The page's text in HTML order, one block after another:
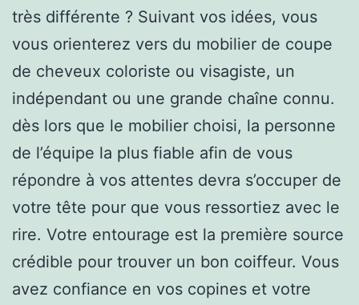
très différente ? Suivant vos idées, vous
vous orienterez vers du mobilier de coupe
de cheveux coloriste ou visagiste, un
indépendant ou une grande chaîne connu.
dès lors que le mobilier choisi, la personne
de l’équipe la plus fiable afin de vous
répondre à vos attentes devra s’occuper de
votre tête pour que vous ressortiez avec le
rire. Votre entourage est la première source
crédible pour trouver un bon coiffeur. Vous
avez confiance en vos copines et votre